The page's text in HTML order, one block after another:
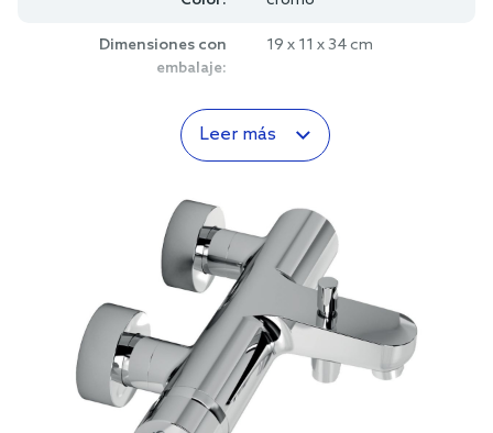
Dimensiones con
embalaje:
19 x 11 x 34 cm
Leer más